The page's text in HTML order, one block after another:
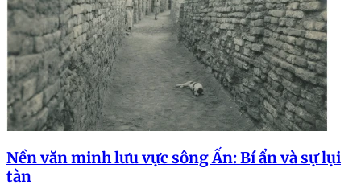
Nền văn minh lưu vực sông Ấn: Bí ẩn và sự lụi
tàn